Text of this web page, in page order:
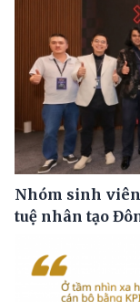
Nhóm sinh
tuệ nhân tạo